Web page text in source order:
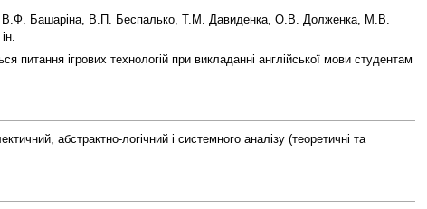
В.Ф. Башаріна, В.П. Беспалько, Т.М. Давиденка, О.В. Долженка, М.В.
ігрових технологій при викладанні англійської мови студентам
абстрактно-логічний і системного аналізу (теоретичні та